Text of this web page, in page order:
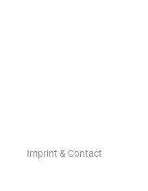
Imprint & Contact